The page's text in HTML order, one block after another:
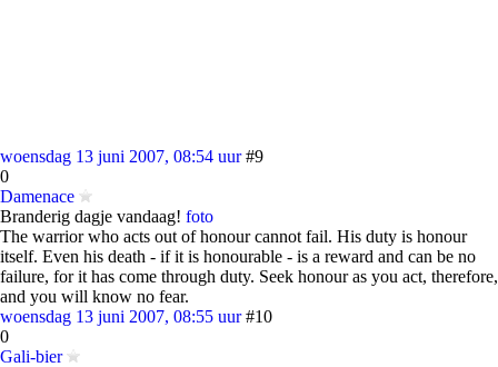
woensdag 13 juni 2007, 08:54 uur #9
0
Damenace
Branderig dagje vandaag! foto
The warrior who acts out of honour cannot fail. His duty is honour
itself. Even his death - if it is honourable - is a reward and can be no
failure, for it has come through duty. Seek honour as you act, therefore,
and you will know no fear.
woensdag 13 juni 2007, 08:55 uur #10
0
Gali-bier